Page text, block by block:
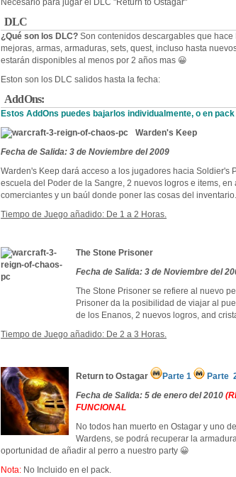
Necesario para jugar el DLC "Return to Ostagar"
DLC
¿Qué son los DLC? Son contenidos descargables que
mejoras, armas, armaduras, sets, quest, incluso hasta
estarán disponibles al menos por 2 años mas 😀
Eston son los DLC salidos hasta la fecha:
AddOns:
Estos AddOns puedes bajarlos individualmente, o en
Warden's Keep
Fecha de Salida: 3 de Noviembre del 2009
Warden's Keep dará acceso a los jugadores hacia Soldier's
escuela del Poder de la Sangre, 2 nuevos logros e items,
comerciantes y un baúl donde poner las cosas del inventario.
Tiempo de Juego añadido: De 1 a 2 Horas.
The Stone Prisoner
Fecha de Salida: 3 de Noviembre del
The Stone Prisoner se refiere al nuevo
Prisoner da la posibilidad de viajar al
de los Enanos, 2 nuevos logros, and
Tiempo de Juego añadido: De 2 a 3 Horas.
Return to Ostagar Parte 1
Parte
Fecha de Salida: 5 de enero del 2010
FUNCIONAL
No todos han muerto en Ostagar y uno
Wardens, se podrá recuperar la
oportunidad de añadir al perro a nuestro party 😀
Nota: No Incluido en el pack.